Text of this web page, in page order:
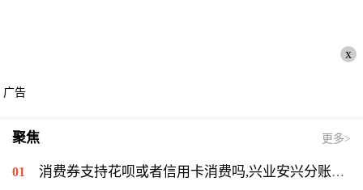
x
广告
聚焦 更多>
消费券支持花呗或者信用卡消费吗,兴业安兴分账单分期会占用信用卡额度吗|世界最资讯